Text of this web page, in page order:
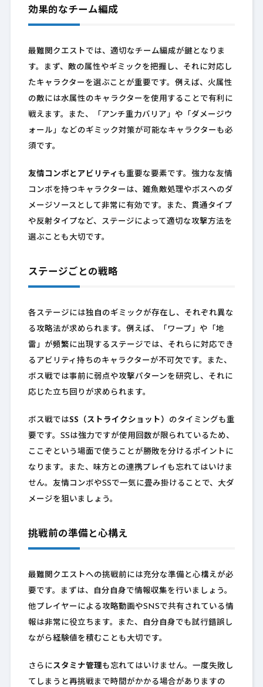
効果的なチーム編成
最難関クエストでは、適切なチーム編成が鍵となりま
す。まず、敵の属性やギミックを把握し、それに対応し
たキャラクターを選ぶことが重要です。例えば、火属性
の敵には水属性のキャラクターを使用することで有利に
戦えます。また、「アンチ重力バリア」や「ダメージウ
ォール」などのギミック対策が可能なキャラクターも必
須です。
友情コンボとアビリティ も重要な要素です。強力な友情
コンボを持つキャラクターは、雑魚敵処理やボスへのダ
メージソースとして非常に有効です。また、貫通タイプ
や反射タイプなど、ステージによって適切な攻撃方法を
選ぶことも大切です。
ステージごとの戦略
各ステージには独自のギミックが存在し、それぞれ異な
る攻略法が求められます。例えば、「ワープ」や「地
雷」が頻繁に出現するステージでは、それらに対応でき
るアビリティ持ちのキャラクターが不可欠です。また、
ボス戦では事前に弱点や攻撃パターンを研究し、それに
応じた立ち回りが求められます。
ボス戦ではSS（ストライクショット） のタイミングも重
要です。SSは強力ですが使用回数が限られているため、
ここぞという場面で使うことが勝敗を分けるポイントに
なります。また、味方との連携プレイも忘れてはいけま
せん。友情コンボやSSで一気に畳み掛けることで、大ダ
メージを狙いましょう。
挑戦前の準備と心構え
最難関クエストへの挑戦前には充分な準備と心構えが必
要です。まずは、自分自身で情報収集を行いましょう。
他プレイヤーによる攻略動画やSNSで共有されている情
報は非常に役立ちます。また、自分自身でも試行錯誤し
ながら経験値を積むことも大切です。
さらにスタミナ管理も忘れてはいけません。一度失敗し
てしまうと再挑戦まで時間がかかる場合がありますの